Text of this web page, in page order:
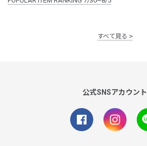
すべて見る
公式SNSアカウント